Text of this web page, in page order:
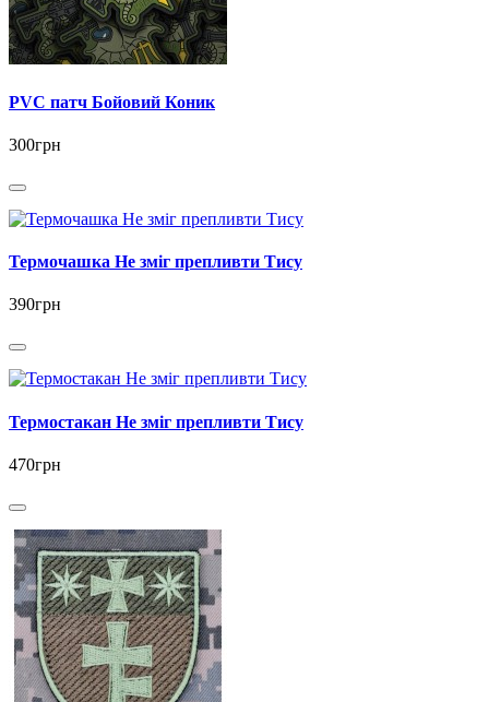
PVC патч Бойовий Коник
300грн
Термочашка Не зміг препливти Тису
390грн
Термостакан Не зміг препливти Тису
470грн